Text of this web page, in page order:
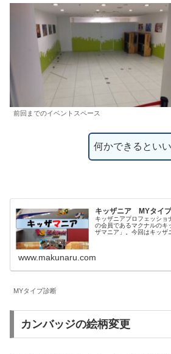
前回までのイベントスペース
何かできるといい
キッザニア MYタイ
キッザニアプロフェッショ
の会員であるマクナルのキ
ザマニア」。今回はキッザ
www.makunaru.com
MYタイプ診断
カンバッジの絵柄変更